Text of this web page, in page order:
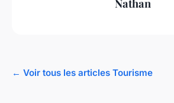
Nathan
← Voir tous les articles Tourisme